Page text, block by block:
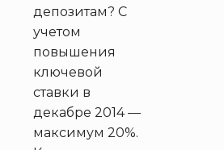
депозитам? С
учетом
повышения
ключевой
ставки в
декабре 2014 —
максимум 20%.